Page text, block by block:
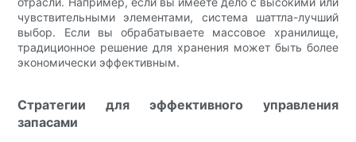
чувствительными элементами, система шаттла-лучший
выбор. Если вы обрабатываете массовое хранилище,
традиционное решение для хранения может быть более
экономически эффективным.
Стратегии для эффективного управления
запасами